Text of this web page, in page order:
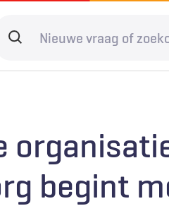
Search
Levenseinde
begint